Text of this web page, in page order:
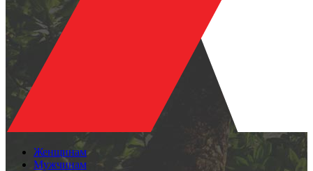
Женщинам
Мужчинам